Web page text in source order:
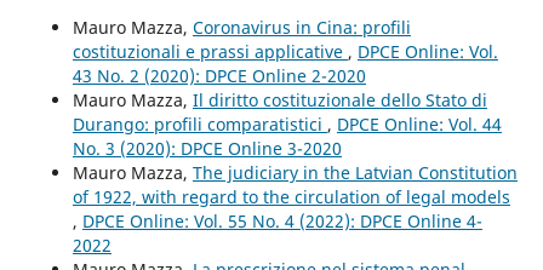
Mauro Mazza, Coronavirus in Cina: profili
costituzionali e prassi applicative , DPCE Online: Vol.
43 No. 2 (2020): DPCE Online 2-2020
Mauro Mazza, Il diritto costituzionale dello Stato di
Durango: profili comparatistici , DPCE Online: Vol. 44
No. 3 (2020): DPCE Online 3-2020
Mauro Mazza, The judiciary in the Latvian Constitution
of 1922, with regard to the circulation of legal models
, DPCE Online: Vol. 55 No. 4 (2022): DPCE Online 4-
2022